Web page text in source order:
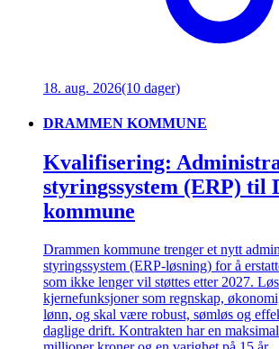
18. aug. 2026(10 dager)
DRAMMEN KOMMUNE
Kvalifisering:
styringssystem (ERP) til
kommune
Drammen kommune trenger et nytt
styringssystem (ERP-løsning) for å
som ikke lenger vil støttes etter 2027.
kjernefunksjoner som regnskap,
lønn, og skal være robust, sømløs og
daglige drift. Kontrakten har en